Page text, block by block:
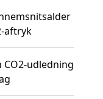
aftryk
udledning